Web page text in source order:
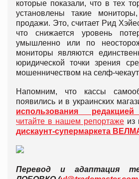
которые показали, что в тех
установлены такие
продажи. Это, считает Рид
что снижается уровень
умышленно или по
мониторы являются
юридической точки зрения
мошенничеством на селф-
Напомним, что кассы
появились и в украинских
использования
читайте в нашем репортаже из
дискаунт-супермаркета
Перевод и адаптация